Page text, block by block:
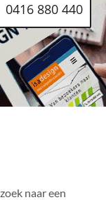
0416 880 440
naar een